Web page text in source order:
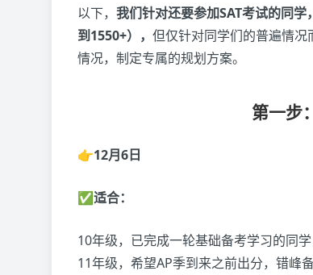
以下， 我们针对还要参加SAT考试的同
到1550+）， 但仅针对同学们的普遍情
情况，制定专属的规划方案。
第一步
👉12月6日
✅适合：
10年级，已完成一轮基础备考学习的同学
11年级，希望AP季到来之前出分，错峰备